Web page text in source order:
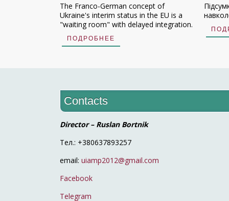
The Franco-German concept of
Ukraine's interim status in the EU is a
"waiting room" with delayed integration.
ПОДРОБНЕЕ
Contacts
Director – Ruslan Bortnik
Тел.: +380637893257
email: uiamp2012@gmail.com
Facebook
Telegram